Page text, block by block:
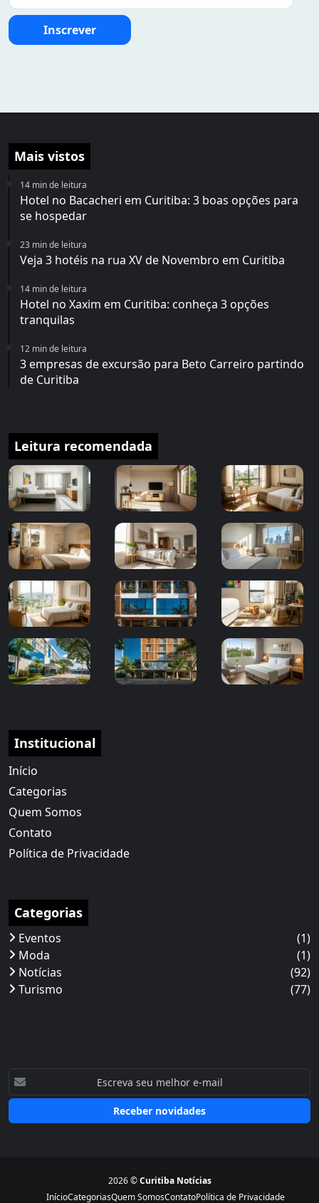
Inscrever
Mais vistos
14 min de leitura
Hotel no Bacacheri em Curitiba: 3 boas opções para
se hospedar
23 min de leitura
Veja 3 hotéis na rua XV de Novembro em Curitiba
14 min de leitura
Hotel no Xaxim em Curitiba: conheça 3 opções
tranquilas
12 min de leitura
3 empresas de excursão para Beto Carreiro partindo
de Curitiba
Leitura recomendada
Institucional
Início
Categorias
Quem Somos
Contato
Política de Privacidade
Categorias
Eventos
(1)
Moda
(1)
Notícias
(92)
Turismo
(77)
Receber novidades
2026 ©Curitiba Notícias
InícioCategoriasQuem SomosContatoPolítica de Privacidade